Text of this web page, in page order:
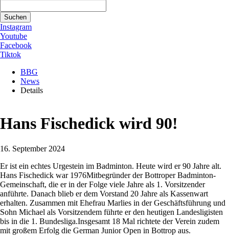
Suchen
Instagram
Youtube
Facebook
Tiktok
BBG
News
Details
Hans Fischedick wird 90!
16. September 2024
Er ist ein echtes Urgestein im Badminton. Heute wird er 90 Jahre alt.
Hans Fischedick war 1976Mitbegründer der Bottroper Badminton-
Gemeinschaft, die er in der Folge viele Jahre als 1. Vorsitzender
anführte. Danach blieb er dem Vorstand 20 Jahre als Kassenwart
erhalten. Zusammen mit Ehefrau Marlies in der Geschäftsführung und
Sohn Michael als Vorsitzendem führte er den heutigen Landesligisten
bis in die 1. Bundesliga.Insgesamt 18 Mal richtete der Verein zudem
mit großem Erfolg die German Junior Open in Bottrop aus.